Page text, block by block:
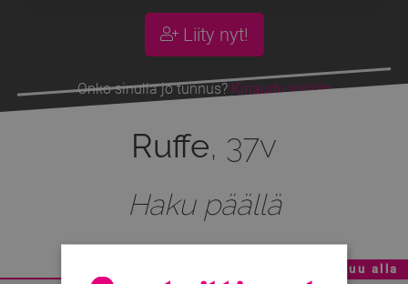
Liity nyt!
Onko sinulla jo tunnus? Kirjaudu sisään
Ruffe, 37v
Haku päällä
Mainoskatko - Sisältö jatkuu alla